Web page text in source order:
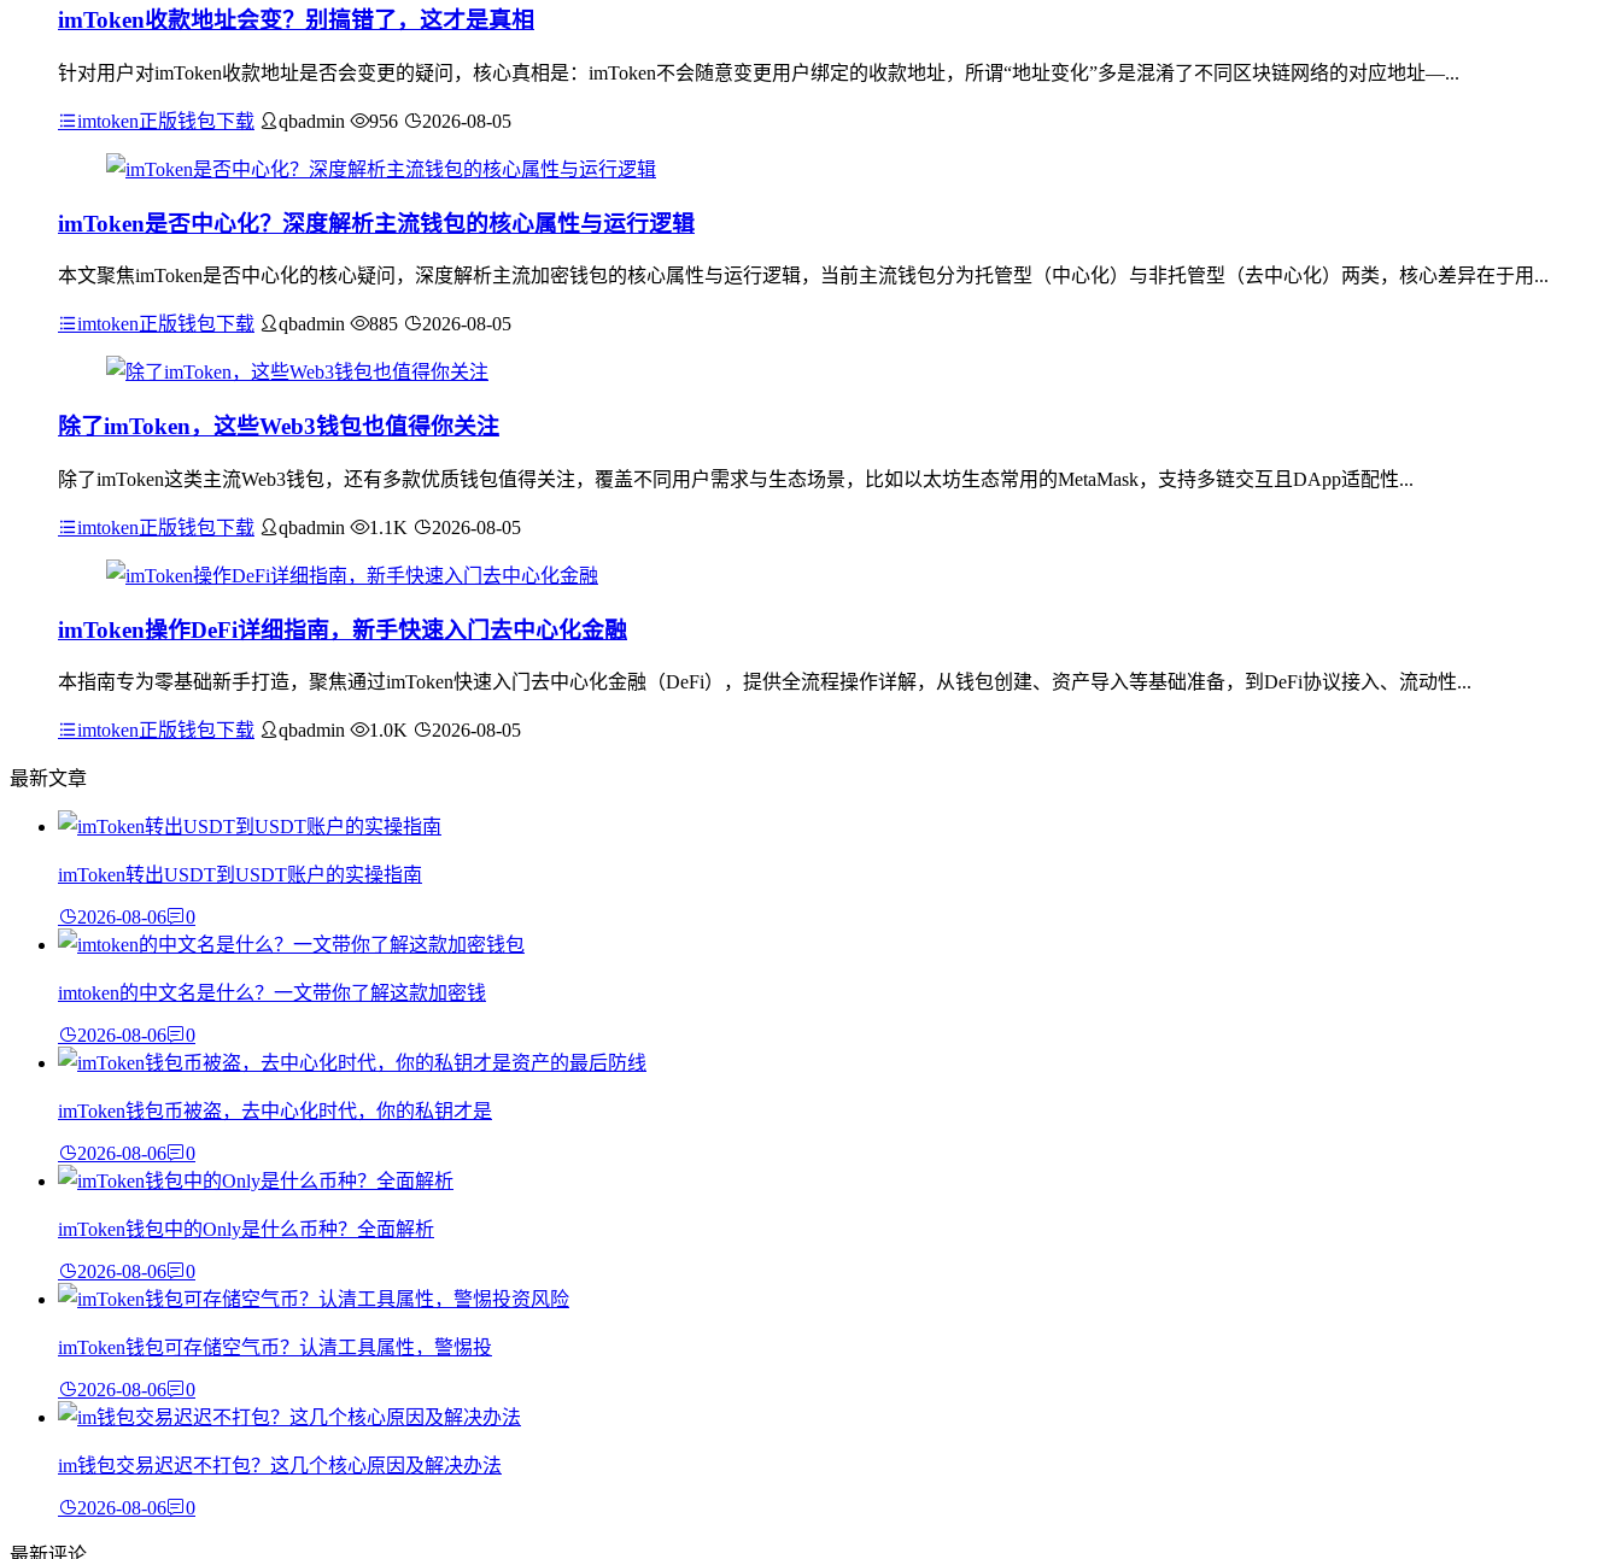
imToken收款地址会变？别搞错了，这才是真相
针对用户对imToken收款地址是否会变更的疑问，核心真相是：imToken不会随意变更用户绑定的收款地址，所谓“地址变化”多是混淆了不同区块链网络的对应地址—...
imtoken正版钱包下载 qbadmin 956 2026-08-05
imToken是否中心化？深度解析主流钱包的核心属性与运行逻辑
本文聚焦imToken是否中心化的核心疑问，深度解析主流加密钱包的核心属性与运行逻辑，当前主流钱包分为托管型（中心化）与非托管型（去中心化）两类，核心差异在于用...
imtoken正版钱包下载 qbadmin 885 2026-08-05
除了imToken，这些Web3钱包也值得你关注
除了imToken这类主流Web3钱包，还有多款优质钱包值得关注，覆盖不同用户需求与生态场景，比如以太坊生态常用的MetaMask，支持多链交互且DApp适配性...
imtoken正版钱包下载 qbadmin 1.1K 2026-08-05
imToken操作DeFi详细指南，新手快速入门去中心化金融
本指南专为零基础新手打造，聚焦通过imToken快速入门去中心化金融（DeFi），提供全流程操作详解，从钱包创建、资产导入等基础准备，到DeFi协议接入、流动性...
imtoken正版钱包下载 qbadmin 1.0K 2026-08-05
最新文章
imToken转出USDT到USDT账户的实操指南
2026-08-06 0
imtoken的中文名是什么？一文带你了解这款加密钱
2026-08-06 0
imToken钱包币被盗，去中心化时代，你的私钥才是
2026-08-06 0
imToken钱包中的Only是什么币种？全面解析
2026-08-06 0
imToken钱包可存储空气币？认清工具属性，警惕投
2026-08-06 0
im钱包交易迟迟不打包？这几个核心原因及解决办法
2026-08-06 0